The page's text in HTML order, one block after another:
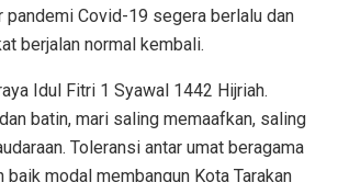
pandemi Covid-19 segera berlalu dan
berjalan normal kembali.
Idul Fitri 1 Syawal 1442 Hijriah.
batin, mari saling memaafkan, saling
Toleransi antar umat beragama
baik modal membangun Kota Tarakan